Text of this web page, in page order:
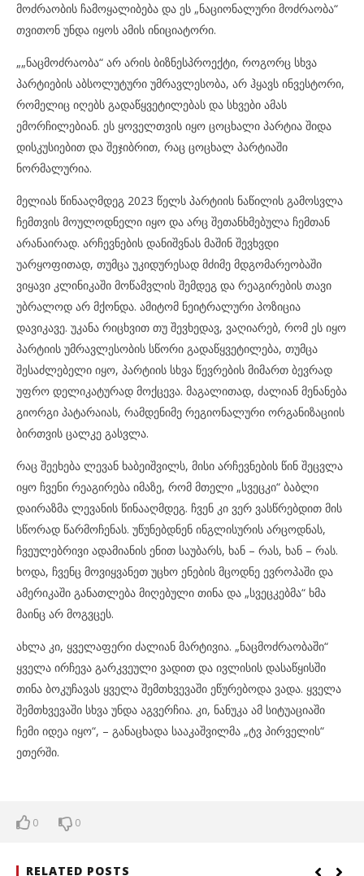
მოძრაობის ჩამოყალიბება და ეს „ნაციონალური მოძრაობა“
თვითონ უნდა იყოს ამის ინიციატორი.
„„ნაცმოძრაობა“ არ არის ბიზნესპროექტი, როგორც სხვა
პარტიების აბსოლუტური უმრავლესობა, არ ჰყავს ინვესტორი,
რომელიც იღებს გადაწყვეტილებას და სხვები ამას
ემორჩილებიან. ეს ყოველთვის იყო ცოცხალი პარტია შიდა
დისკუსიებით და შეჯიბრით, რაც ცოცხალ პარტიაში
ნორმალურია.
მელიას წინააღმდეგ 2023 წელს პარტიის ნაწილის გამოსვლა
ჩემთვის მოულოდნელი იყო და არც შეთანხმებულა ჩემთან
არანაირად. არჩევნების დანიშვნას მაშინ შევხვდი
უარყოფითად, თუმცა უკიდურესად მძიმე მდგომარეობაში
ვიყავი კლინიკაში მოწამვლის შემდეგ და რეაგირების თავი
უბრალოდ არ მქონდა. ამიტომ ნეიტრალური პოზიცია
დავიკავე. უკანა რიცხვით თუ შევხედავ, ვაღიარებ, რომ ეს იყო
პარტიის უმრავლესობის სწორი გადაწყვეტილება, თუმცა
შესაძლებელი იყო, პარტიის სხვა წევრების მიმართ ბევრად
უფრო დელიკატურად მოქცევა. მაგალითად, ძალიან მენანება
გიორგი პატარაიას, რამდენიმე რეგიონალური ორგანიზაციის
ბირთვის ცალკე გასვლა.
რაც შეეხება ლევან ხაბეიშვილს, მისი არჩევნების წინ შეცვლა
იყო ჩვენი რეაგირება იმაზე, რომ მთელი „სვეცკი“ ბაბლი
დაირაზმა ლევანის წინააღმდეგ. ჩვენ კი ვერ ვასწრებდით მის
სწორად წარმოჩენას. უწუნებდნენ ინგლისურის არცოდნას,
ჩვეულებრივი ადამიანის ენით საუბარს, ხან – რას, ხან – რას.
ხოდა, ჩვენც მოვიყვანეთ უცხო ენების მცოდნე ევროპაში და
ამერიკაში განათლება მიღებული თინა და „სვეცკებმა“ ხმა
მაინც არ მოგვცეს.
ახლა კი, ყველაფერი ძალიან მარტივია. „ნაცმოძრაობაში“
ყველა ირჩევა გარკვეული ვადით და ივლისის დასაწყისში
თინა ბოკუჩავას ყველა შემთხვევაში ეწურებოდა ვადა. ყველა
შემთხვევაში სხვა უნდა აგვერჩია. კი, ნანუკა ამ სიტუაციაში
ჩემი იდეა იყო“, – განაცხადა სააკაშვილმა „ტვ პირველის“
ეთერში.
0 0
RELATED POSTS